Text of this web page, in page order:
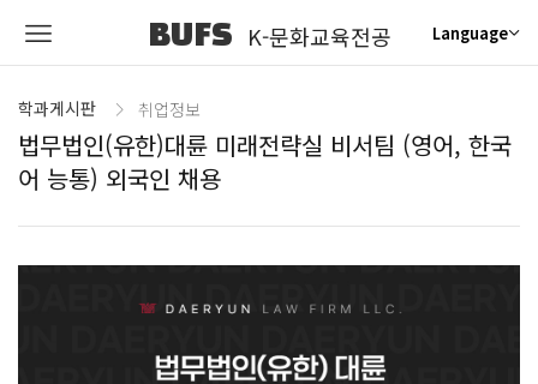
BUFS K-문화교육전공 Language
학과게시판 취업정보
법무법인(유한)대륜 미래전략실 비서팀 (영어, 한국
어 능통) 외국인 채용